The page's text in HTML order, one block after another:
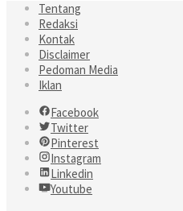
Tentang
Redaksi
Kontak
Disclaimer
Pedoman Media
Iklan
Facebook
Twitter
Pinterest
Instagram
Linkedin
Youtube